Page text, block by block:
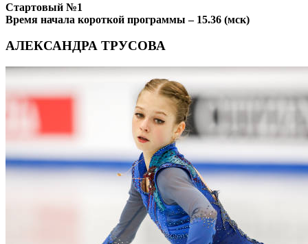
Стартовый №1
Время начала короткой программы – 15.36 (мск)
АЛЕКСАНДРА ТРУСОВА